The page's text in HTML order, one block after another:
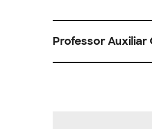
Professor Auxiliar